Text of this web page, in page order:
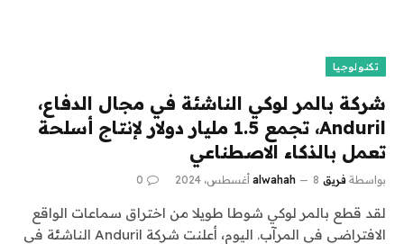
تكنولوجيا
شركة بالمر لوكي الناشئة في مجال الدفاع،
Anduril، تجمع 1.5 مليار دولار لإنتاج أسلحة
تعمل بالذكاء الاصطناعي
بواسطة فريق alwahah 8 أغسطس، 2024 0
لقد قطع بالمر لوكي شوطا طويلا من اختراق سماعات الواقع
الافتراضي في المرآب. اليوم، أعلنت شركة Anduril الناشئة في